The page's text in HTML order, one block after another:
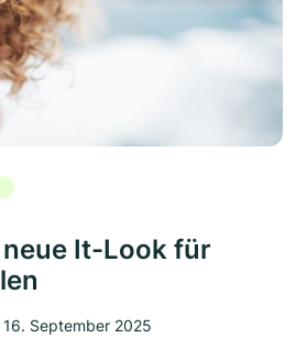
It-Look für
16. September 2025